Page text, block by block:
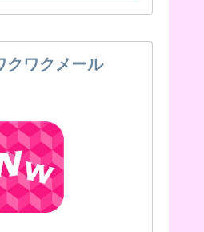
クワクメール